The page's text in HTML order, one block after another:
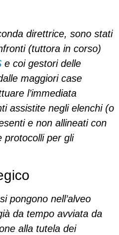
direttrice, sono stati
(tuttora in corso)
e coi gestori delle
maggiori case
l’immediata
assistite negli elenchi (o
e non allineati con
protocolli per gli
pongono nell’alveo
da tempo avviata da
alla tutela dei